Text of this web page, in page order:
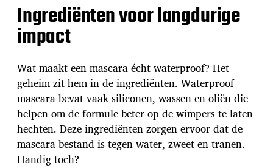
Ingrediënten voor langdurige
impact
Wat maakt een mascara écht waterproof? Het
geheim zit hem in de ingrediënten. Waterproof
mascara bevat vaak siliconen, wassen en oliën die
helpen om de formule beter op de wimpers te laten
hechten. Deze ingrediënten zorgen ervoor dat de
mascara bestand is tegen water, zweet en tranen.
Handig toch?